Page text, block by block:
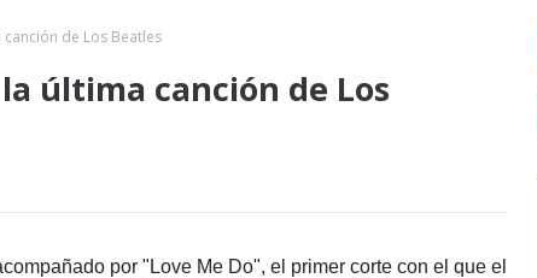
de Los Beatles
última canción de Los
por "Love Me Do", el primer corte con el que el